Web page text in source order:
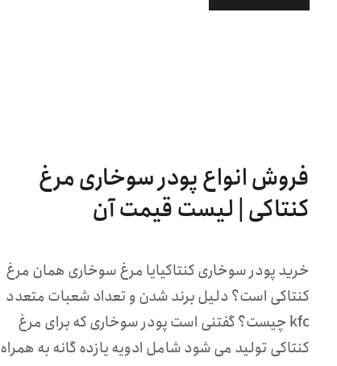
فروش انواع پودر سوخاری مرغ
کنتاکی | لیست قیمت آن
خرید پودر سوخاری کنتاکیایا مرغ سوخاری همان مرغ
کنتاکی است؟ دلیل برند شدن و تعداد شعبات متعدد
kfc چیست؟ گفتنی است پودر سوخاری که برای مرغ
کنتاکی تولید می شود شامل ادویه یازده گانه به همراه